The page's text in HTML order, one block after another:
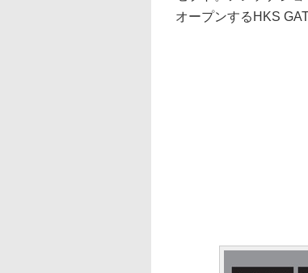
オープンするHKS